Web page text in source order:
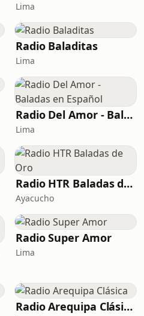
Lima
Radio Baladitas
Lima
Radio Del Amor - Baladas en Español
Lima
Radio HTR Baladas de Oro
Ayacucho
Radio Super Amor
Lima
Radio Arequipa Clásica